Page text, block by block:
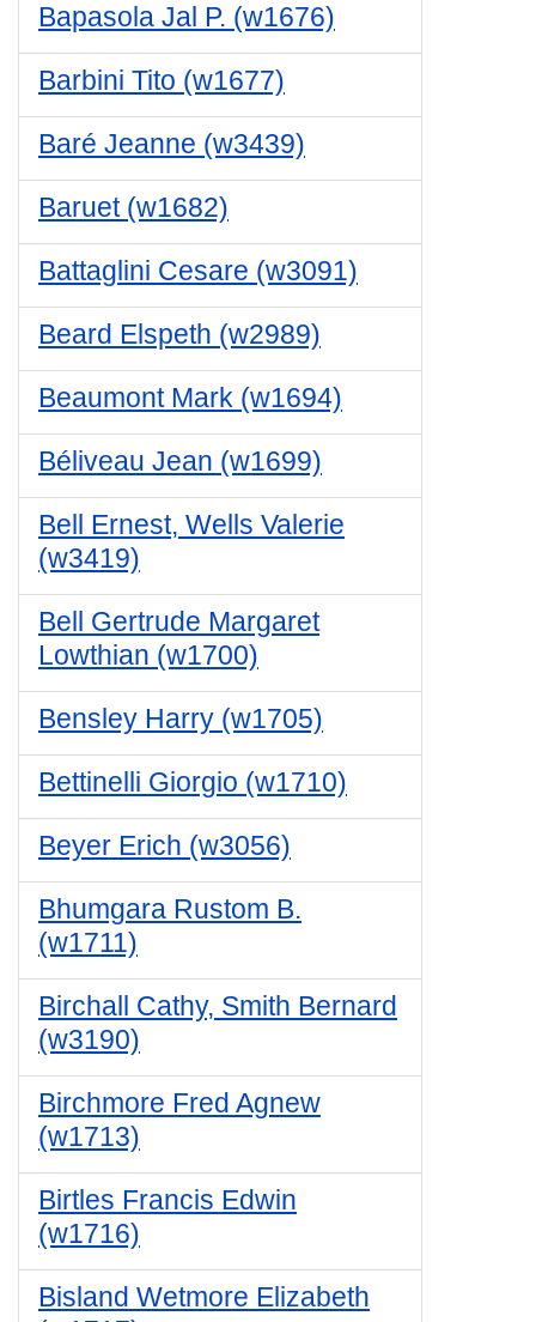
Bapasola Jal P. (w1676)
Barbini Tito (w1677)
Baré Jeanne (w3439)
Baruet (w1682)
Battaglini Cesare (w3091)
Beard Elspeth (w2989)
Beaumont Mark (w1694)
Béliveau Jean (w1699)
Bell Ernest, Wells Valerie
(w3419)
Bell Gertrude Margaret
Lowthian (w1700)
Bensley Harry (w1705)
Bettinelli Giorgio (w1710)
Beyer Erich (w3056)
Bhumgara Rustom B.
(w1711)
Birchall Cathy, Smith Bernard
(w3190)
Birchmore Fred Agnew
(w1713)
Birtles Francis Edwin
(w1716)
Bisland Wetmore Elizabeth